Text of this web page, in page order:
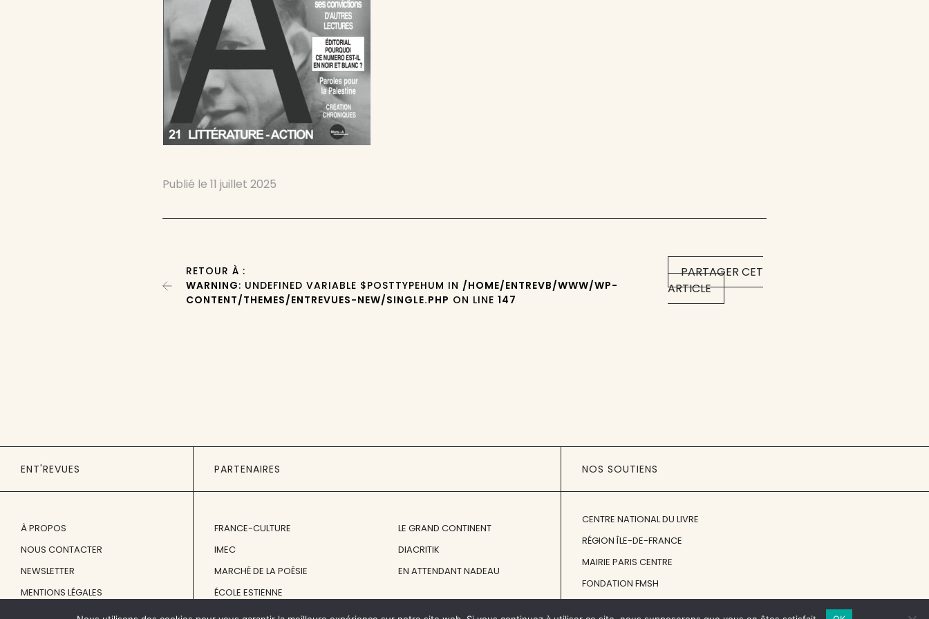
Publié le11 juillet 2025
PARTAGER CET
ARTICLE
RETOUR À :
WARNING: UNDEFINED VARIABLE $POSTTYPEHUM IN /HOME/ENTREVB/WWW/WP-
CONTENT/THEMES/ENTREVUES-NEW/SINGLE.PHP ON LINE147
ENT'REVUES
À PROPOS
NOUS CONTACTER
NEWSLETTER
MENTIONS LÉGALES
PARTENAIRES
FRANCE-CULTURE
IMEC
MARCHÉ DE LA POÉSIE
ÉCOLE ESTIENNE
LE GRAND CONTINENT
DIACRITIK
EN ATTENDANT NADEAU
NOS SOUTIENS
CENTRE NATIONAL DU LIVRE
RÉGION ÎLE-DE-FRANCE
MAIRIE PARIS CENTRE
FONDATION FMSH